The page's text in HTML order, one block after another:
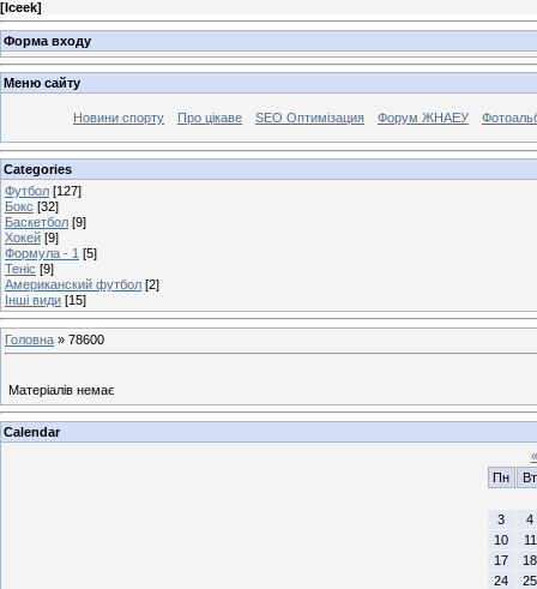
[Iceek]
Форма входу
Меню сайту
Новини спорту Про цікаве SEO Оптимізация Форум ЖНАЕУ
Categories
Футбол [127]
Бокс [32]
Баскетбол [9]
Хокей [9]
Формула - 1 [5]
Теніс [9]
Американский футбол [2]
Інші види [15]
Головна » 78600
Матеріалів немає
Calendar
«
Пн
Вт
3
4
10
11
17
18
24
25